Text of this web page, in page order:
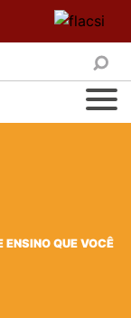
ENSINO QUE VOCÊ